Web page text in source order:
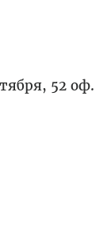
52 оф.